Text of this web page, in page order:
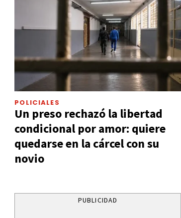
POLICIALES
Un preso rechazó la libertad
condicional por amor: quiere
quedarse en la cárcel con su
novio
PUBLICIDAD